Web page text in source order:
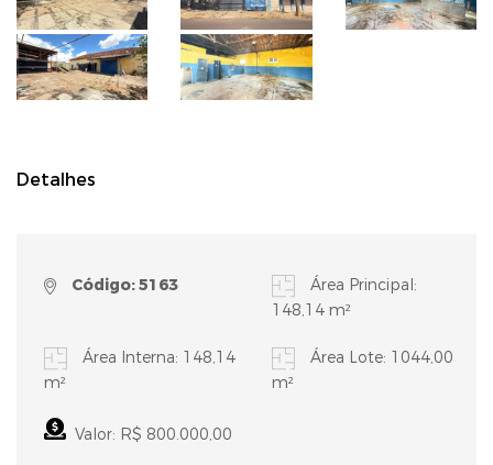
Detalhes
Código: 5163
Área Principal:
148,14 m²
Área Interna: 148,14
m²
Área Lote: 1044,00
m²
Valor: R$ 800.000,00